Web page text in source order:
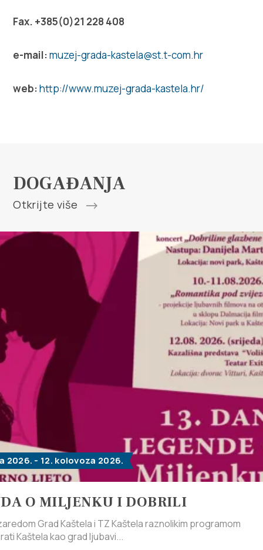
Safe in Dalmatia
info@kastela-info.hr
Villa Nika, Kamberovo šetalište 30, 21216
Kaštel Stari, Hrvatska
Fax. +385(0)21 228 408
e-mail:muzej-grada-kastela@st.t-com.hr
web:http://www.muzej-grada-kastela.hr/
DOGAĐANJA
Otkrijte više
2026. - 12. kolovoza 2026.
O MILJENKU I DOBRILI
Grad Kaštela i TZ Kaštela raznolikim programom
Kaštela kao grad ljubavi...